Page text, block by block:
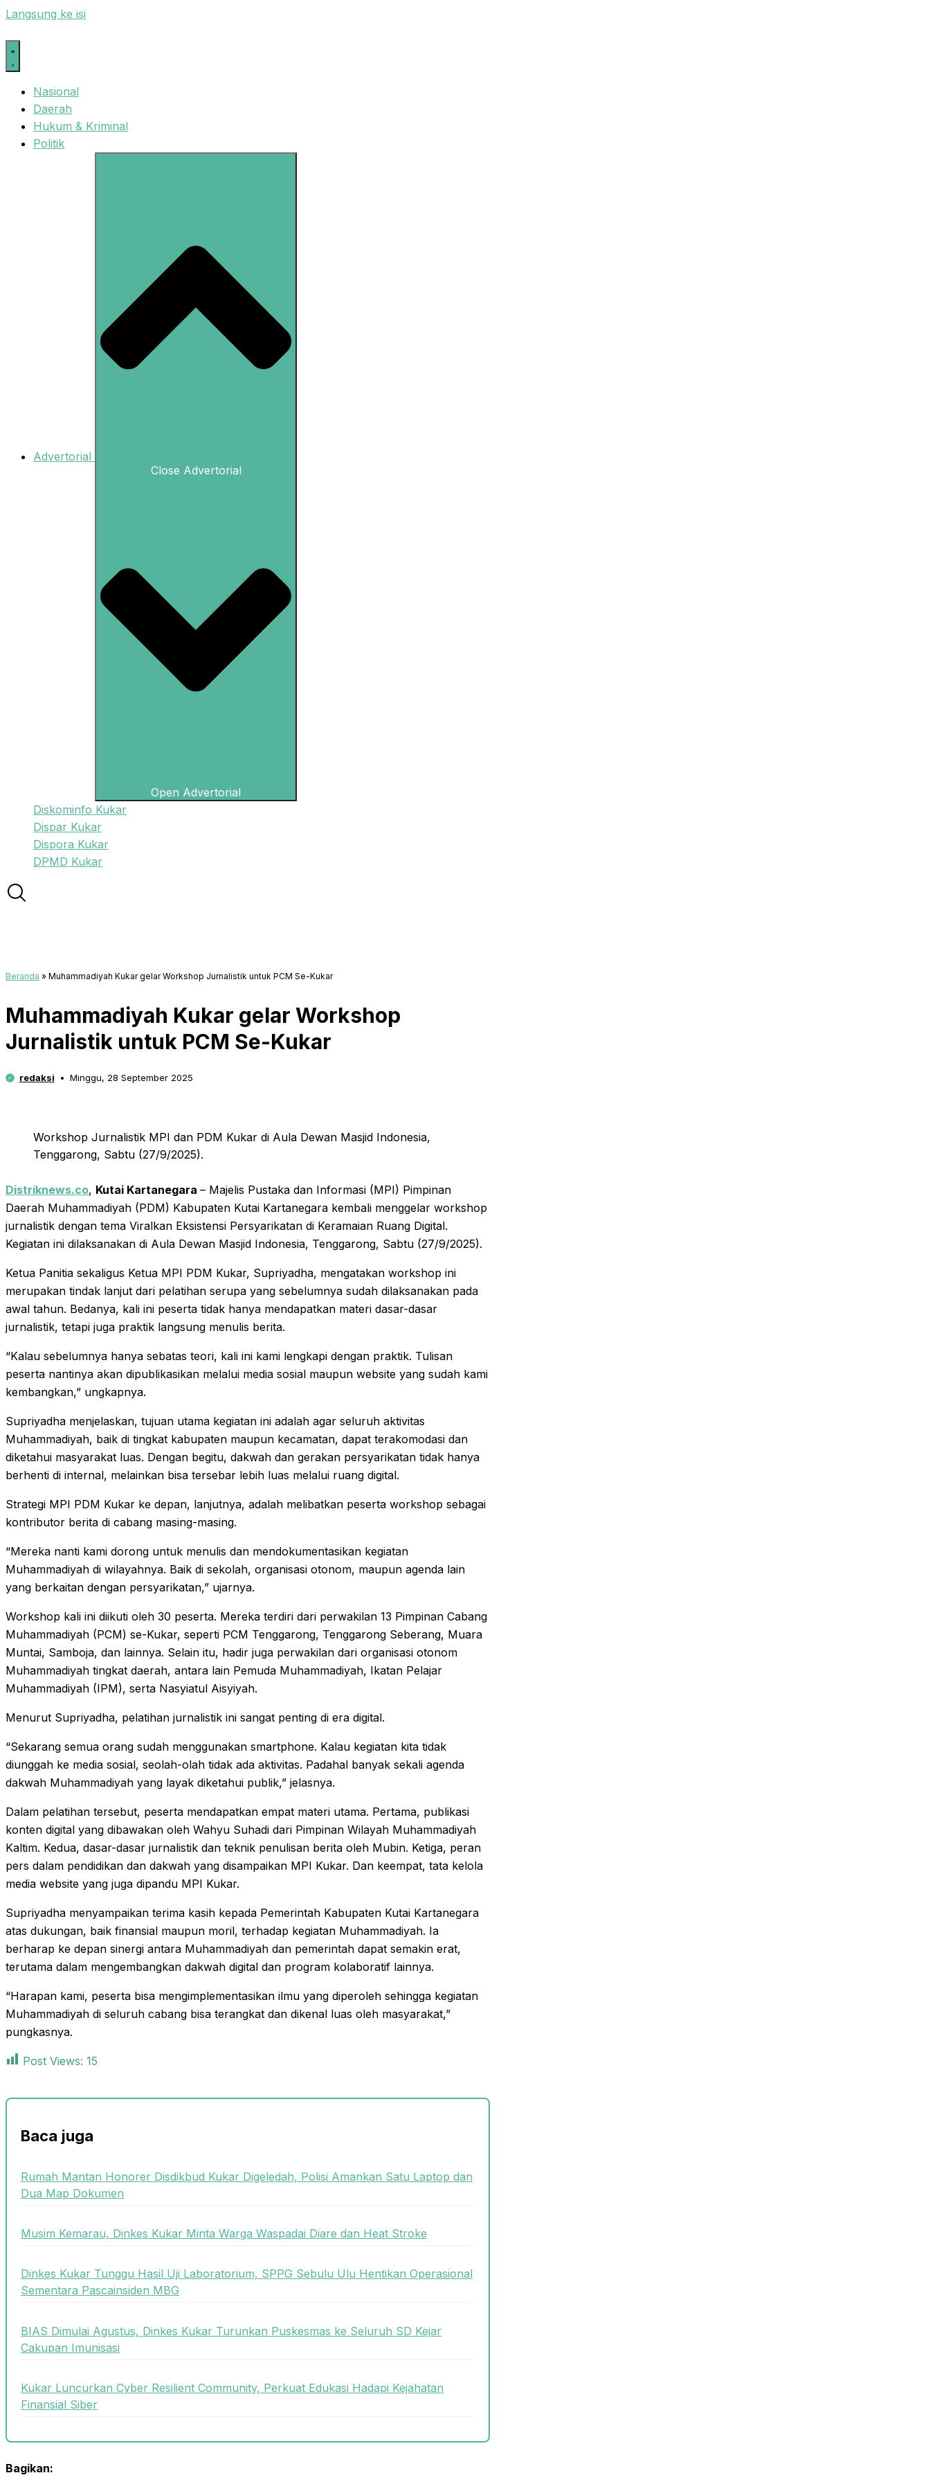
Langsung ke isi
Nasional
Daerah
Hukum & Kriminal
Politik
Advertorial
Close Advertorial
Open Advertorial
Diskominfo Kukar
Dispar Kukar
Dispora Kukar
DPMD Kukar
Beranda » Muhammadiyah Kukar gelar Workshop Jurnalistik untuk PCM Se-Kukar
Muhammadiyah Kukar gelar Workshop
Jurnalistik untuk PCM Se-Kukar
redaksi Minggu, 28 September 2025
Workshop Jurnalistik MPI dan PDM Kukar di Aula Dewan Masjid Indonesia,
Tenggarong, Sabtu (27/9/2025).
Distriknews.co, Kutai Kartanegara – Majelis Pustaka dan Informasi (MPI) Pimpinan
Daerah Muhammadiyah (PDM) Kabupaten Kutai Kartanegara kembali menggelar workshop
jurnalistik dengan tema Viralkan Eksistensi Persyarikatan di Keramaian Ruang Digital.
Kegiatan ini dilaksanakan di Aula Dewan Masjid Indonesia, Tenggarong, Sabtu (27/9/2025).
Ketua Panitia sekaligus Ketua MPI PDM Kukar, Supriyadha, mengatakan workshop ini
merupakan tindak lanjut dari pelatihan serupa yang sebelumnya sudah dilaksanakan pada
awal tahun. Bedanya, kali ini peserta tidak hanya mendapatkan materi dasar-dasar
jurnalistik, tetapi juga praktik langsung menulis berita.
“Kalau sebelumnya hanya sebatas teori, kali ini kami lengkapi dengan praktik. Tulisan
peserta nantinya akan dipublikasikan melalui media sosial maupun website yang sudah kami
kembangkan,” ungkapnya.
Supriyadha menjelaskan, tujuan utama kegiatan ini adalah agar seluruh aktivitas
Muhammadiyah, baik di tingkat kabupaten maupun kecamatan, dapat terakomodasi dan
diketahui masyarakat luas. Dengan begitu, dakwah dan gerakan persyarikatan tidak hanya
berhenti di internal, melainkan bisa tersebar lebih luas melalui ruang digital.
Strategi MPI PDM Kukar ke depan, lanjutnya, adalah melibatkan peserta workshop sebagai
kontributor berita di cabang masing-masing.
“Mereka nanti kami dorong untuk menulis dan mendokumentasikan kegiatan
Muhammadiyah di wilayahnya. Baik di sekolah, organisasi otonom, maupun agenda lain
yang berkaitan dengan persyarikatan,” ujarnya.
Workshop kali ini diikuti oleh 30 peserta. Mereka terdiri dari perwakilan 13 Pimpinan Cabang
Muhammadiyah (PCM) se-Kukar, seperti PCM Tenggarong, Tenggarong Seberang, Muara
Muntai, Samboja, dan lainnya. Selain itu, hadir juga perwakilan dari organisasi otonom
Muhammadiyah tingkat daerah, antara lain Pemuda Muhammadiyah, Ikatan Pelajar
Muhammadiyah (IPM), serta Nasyiatul Aisyiyah.
Menurut Supriyadha, pelatihan jurnalistik ini sangat penting di era digital.
“Sekarang semua orang sudah menggunakan smartphone. Kalau kegiatan kita tidak
diunggah ke media sosial, seolah-olah tidak ada aktivitas. Padahal banyak sekali agenda
dakwah Muhammadiyah yang layak diketahui publik,” jelasnya.
Dalam pelatihan tersebut, peserta mendapatkan empat materi utama. Pertama, publikasi
konten digital yang dibawakan oleh Wahyu Suhadi dari Pimpinan Wilayah Muhammadiyah
Kaltim. Kedua, dasar-dasar jurnalistik dan teknik penulisan berita oleh Mubin. Ketiga, peran
pers dalam pendidikan dan dakwah yang disampaikan MPI Kukar. Dan keempat, tata kelola
media website yang juga dipandu MPI Kukar.
Supriyadha menyampaikan terima kasih kepada Pemerintah Kabupaten Kutai Kartanegara
atas dukungan, baik finansial maupun moril, terhadap kegiatan Muhammadiyah. Ia
berharap ke depan sinergi antara Muhammadiyah dan pemerintah dapat semakin erat,
terutama dalam mengembangkan dakwah digital dan program kolaboratif lainnya.
“Harapan kami, peserta bisa mengimplementasikan ilmu yang diperoleh sehingga kegiatan
Muhammadiyah di seluruh cabang bisa terangkat dan dikenal luas oleh masyarakat,”
pungkasnya.
Post Views: 15
Baca juga
Rumah Mantan Honorer Disdikbud Kukar Digeledah, Polisi Amankan Satu Laptop dan
Dua Map Dokumen
Musim Kemarau, Dinkes Kukar Minta Warga Waspadai Diare dan Heat Stroke
Dinkes Kukar Tunggu Hasil Uji Laboratorium, SPPG Sebulu Ulu Hentikan Operasional
Sementara Pascainsiden MBG
BIAS Dimulai Agustus, Dinkes Kukar Turunkan Puskesmas ke Seluruh SD Kejar
Cakupan Imunisasi
Kukar Luncurkan Cyber Resilient Community, Perkuat Edukasi Hadapi Kejahatan
Finansial Siber
Bagikan: